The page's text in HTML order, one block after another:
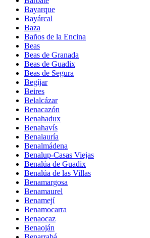
Bayarque
Bayárcal
Baza
Baños de la Encina
Beas
Beas de Granada
Beas de Guadix
Beas de Segura
Begíjar
Beires
Belalcázar
Benacazón
Benahadux
Benahavís
Benalauría
Benalmádena
Benalup-Casas Viejas
Benalúa de Guadix
Benalúa de las Villas
Benamargosa
Benamaurel
Benamejí
Benamocarra
Benaocaz
Benaoján